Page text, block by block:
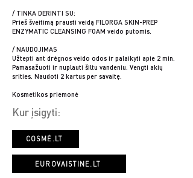
/ TINKA DERINTI SU:
Prieš šveitimą prausti veidą FILORGA SKIN-PREP
ENZYMATIC CLEANSING FOAM veido putomis.
/ NAUDOJIMAS
Užtepti ant drėgnos veido odos ir palaikyti apie 2 min.
Pamasažuoti ir nuplauti šiltu vandeniu. Vengti akių
srities. Naudoti 2 kartus per savaitę.
Kosmetikos priemonė
Kur įsigyti:
COSMÉ.LT
EUROVAISTINE.LT